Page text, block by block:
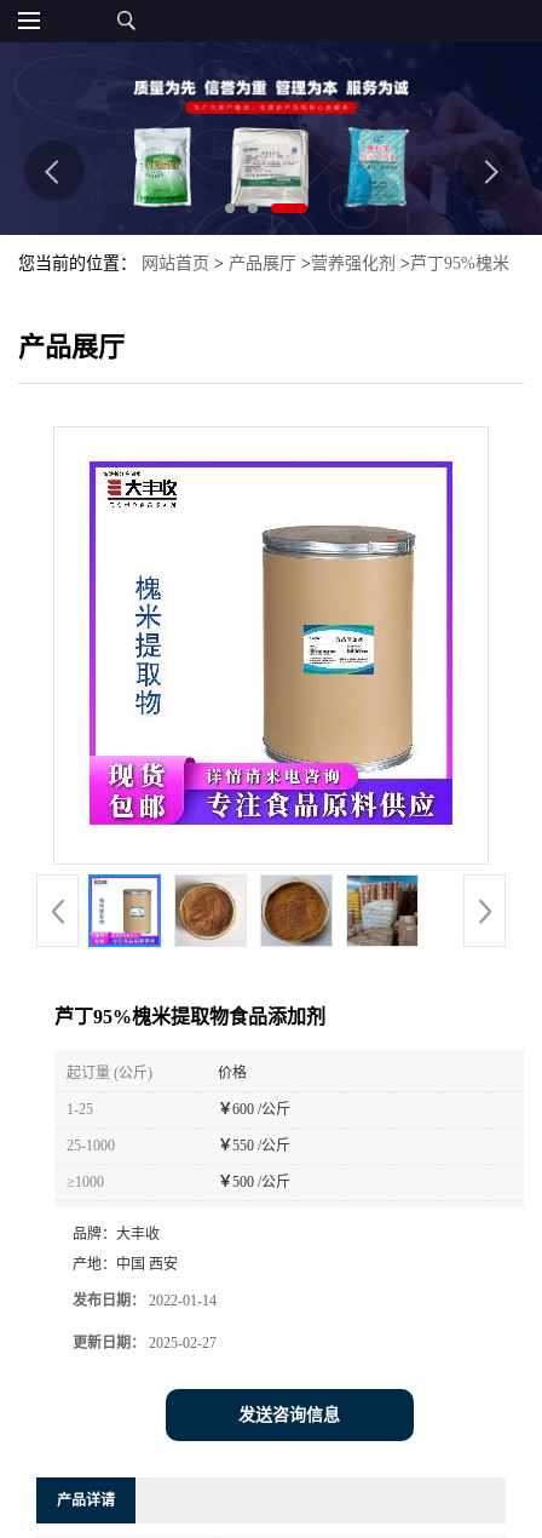
您当前的位置： 网站首页 > 产品展厅 >营养强化剂 >芦丁95%槐米
产品展厅
芦丁95%槐米提取物食品添加剂
起订量 (公斤) 价格
1-25 ￥600 /公斤
25-1000 ￥550 /公斤
≥1000 ￥500 /公斤
品牌： 大丰收
产地： 中国 西安
发布日期： 2022-01-14
更新日期： 2025-02-27
发送咨询信息
产品详请